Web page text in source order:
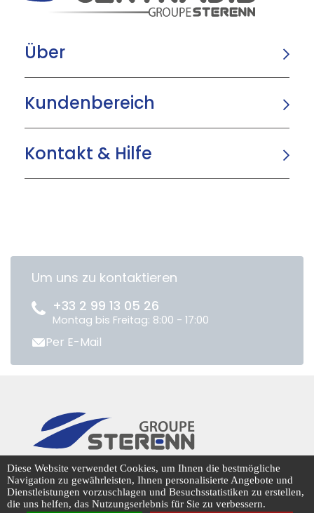
Über
Kundenbereich
Kontakt & Hilfe
Um uns zu kontaktieren
+33 2 99 13 05 26
Montag bis Freitag: 8:00 - 17:00
Per E-Mail
CENTRADIS © 2026
Diese Website verwendet Cookies, um Ihnen die bestmögliche
Navigation zu gewährleisten, Ihnen personalisierte Angebote und
Dienstleistungen vorzuschlagen und Besuchsstatistiken zu erstellen,
die uns helfen, das Nutzungserlebnis für Sie zu verbessern.